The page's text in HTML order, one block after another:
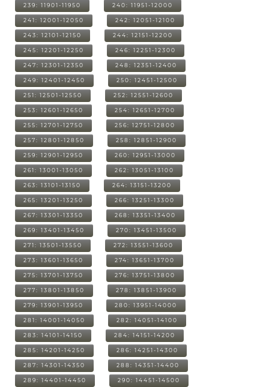
239: 11901-11950 240: 11951-12000
241: 12001-12050 242: 12051-12100
243: 12101-12150 244: 12151-12200
245: 12201-12250 246: 12251-12300
247: 12301-12350 248: 12351-12400
249: 12401-12450 250: 12451-12500
251: 12501-12550 252: 12551-12600
253: 12601-12650 254: 12651-12700
255: 12701-12750 256: 12751-12800
257: 12801-12850 258: 12851-12900
259: 12901-12950 260: 12951-13000
261: 13001-13050 262: 13051-13100
263: 13101-13150 264: 13151-13200
265: 13201-13250 266: 13251-13300
267: 13301-13350 268: 13351-13400
269: 13401-13450 270: 13451-13500
271: 13501-13550 272: 13551-13600
273: 13601-13650 274: 13651-13700
275: 13701-13750 276: 13751-13800
277: 13801-13850 278: 13851-13900
279: 13901-13950 280: 13951-14000
281: 14001-14050 282: 14051-14100
283: 14101-14150 284: 14151-14200
285: 14201-14250 286: 14251-14300
287: 14301-14350 288: 14351-14400
289: 14401-14450 290: 14451-14500